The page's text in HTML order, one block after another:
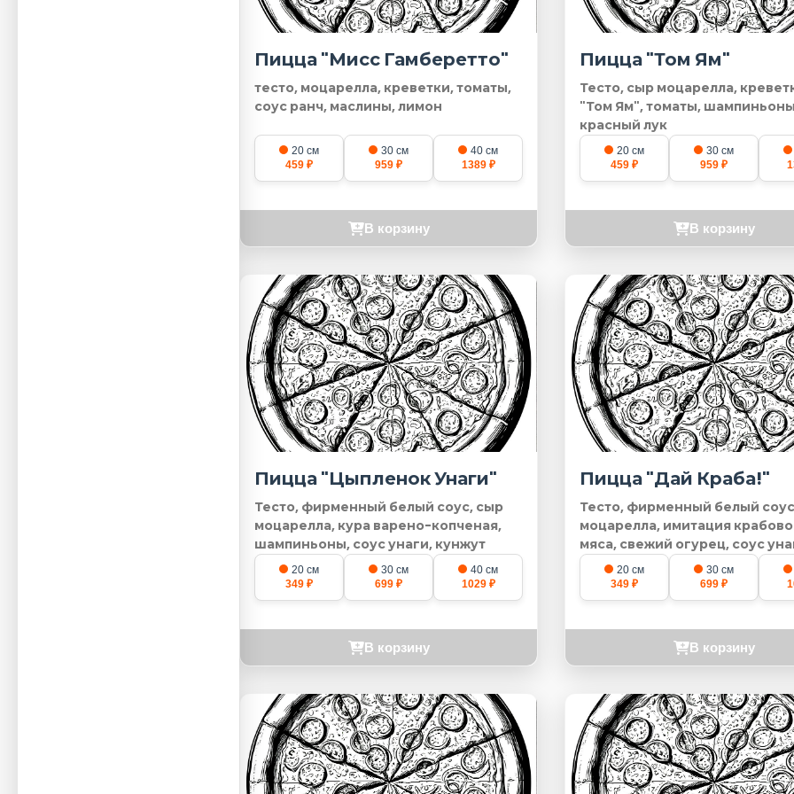
Пицца "Мисс Гамберетто"
тесто, моцарелла, креветки, томаты,
соус ранч, маслины, лимон
20 см
459 ₽
30 см
959 ₽
40 см
1389 ₽
В корзину
Пицца "Том Ям"
Тесто, сыр моцарелла,
"Том Ям", томаты,
красный лук
20 см
459 ₽
30 см
959 ₽
В корзину
Пицца "Цыпленок Унаги"
Тесто, фирменный белый соус, сыр
моцарелла, кура варено-копченая,
шампиньоны, соус унаги, кунжут
20 см
349 ₽
30 см
699 ₽
40 см
1029 ₽
В корзину
Пицца "Дай Краба!"
Тесто, фирменный белый
моцарелла, имитация
мяса, свежий огурец, соус
кунжут20 см
349 ₽
30 см
699 ₽
В корзину